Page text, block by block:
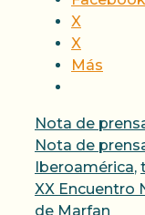
X
X
Más
Categorías
Nota de
Nota de
Iberoamérica,
XX Encuentro
de Marfan